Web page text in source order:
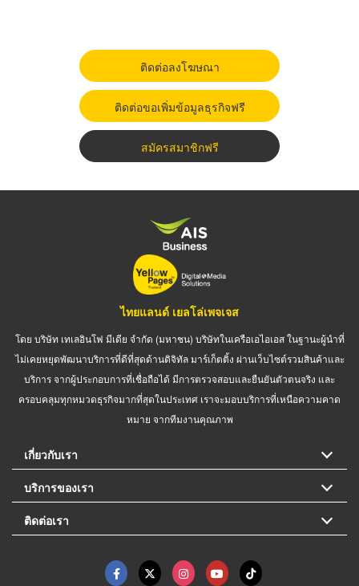
ติดต่อลงโฆษณา
ติดต่อขอเพิ่มข้อมูลธุรกิจฟรี
สมัครสมาชิกฟรี
ไทยแลนด์ เยลโล่เพจเจส
โดย บริษัท เทเลอินโฟ มีเดีย จำกัด (มหาชน) บริษัทในเครือเอไอเอส ในฐานะผู้นำที่
ไม่เคยหยุดพัฒนาบริการที่ดีที่สุดด้านดิจิทัล มาร์เก็ตติ้ง ผ่านเว็บไซต์รวมสินค้าและ
บริการ จากผู้ประกอบการที่เชื่อถือได้ มีการตรวจสอบและยืนยันตัวตนจริง และ
ครอบคลุมทุกหมวดธุรกิจมากที่สุดในประเทศ เราจะมอบบริการที่เหนือความคาด
หมาย จากทีมงานคุณภาพ
เกี่ยวกับเรา
บริการของเรา
ติดต่อเรา